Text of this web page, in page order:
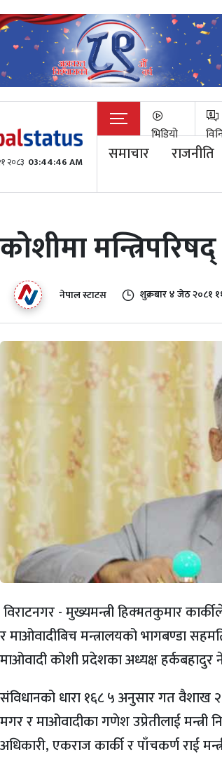
२०८३ 03:44:47 AM
भिडियो
समाचार राजनीति
कोशीमा
नेपाल स्टाटस शुक्रबार​ ४ जेठ २०८१
विराटनगर - मुख्यमन्त्री हिक्मतकुमार
र माओवादीबिच मन्त्रालयको भागबण्डा
माओवादी कोशी प्रदेशका अध्यक्ष हर्कबहादुर
संविधानको धारा १६८ ५ अनुसार गत वैशाख
मगर र माओवादीका गणेश उप्रेतीलाई
अधिकारी, एकराज कार्की र पाँचकर्ण राई